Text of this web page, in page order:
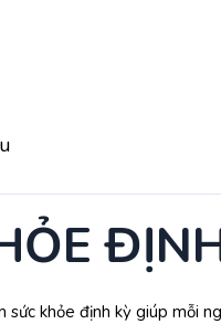
thai kỳ
khỏe định kỳ giúp mỗi